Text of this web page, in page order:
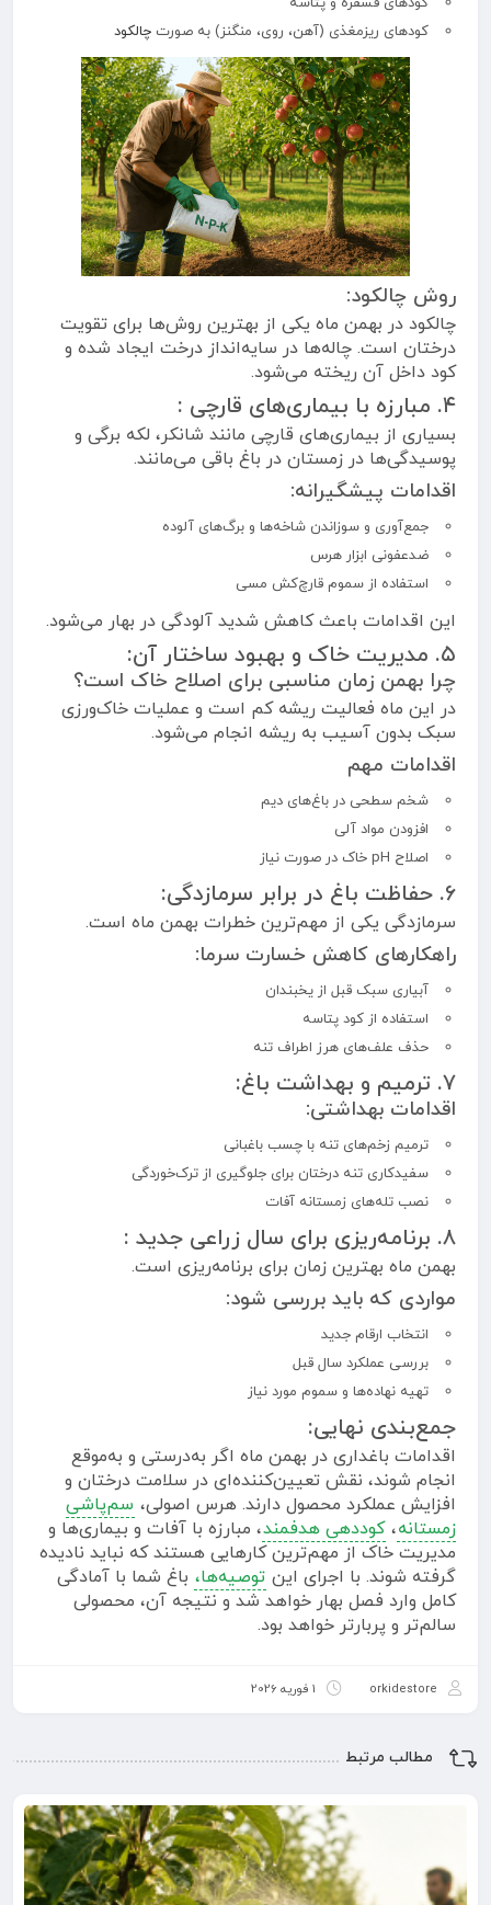
کودهای ریزمغذی (آهن، روی، منگنز) به صورت چالکود
روش چالکود:
چالکود در بهمن ماه یکی از بهترین روش‌ها برای تقویت
درختان است. چاله‌ها در سایه‌انداز درخت ایجاد شده و
کود داخل آن ریخته می‌شود.
۴. مبارزه با بیماری‌های قارچی :
بسیاری از بیماری‌های قارچی مانند شانکر، لکه برگی و
پوسیدگی‌ها در زمستان در باغ باقی می‌مانند.
اقدامات پیشگیرانه:
جمع‌آوری و سوزاندن شاخه‌ها و برگ‌های آلوده
ضدعفونی ابزار هرس
استفاده از سموم قارچ‌کش مسی
این اقدامات باعث کاهش شدید آلودگی در بهار می‌شود.
۵. مدیریت خاک و بهبود ساختار آن:
چرا بهمن زمان مناسبی برای اصلاح خاک است؟
در این ماه فعالیت ریشه کم است و عملیات خاک‌ورزی
سبک بدون آسیب به ریشه انجام می‌شود.
اقدامات مهم
شخم سطحی در باغ‌های دیم
افزودن مواد آلی
اصلاح pH خاک در صورت نیاز
۶. حفاظت باغ در برابر سرمازدگی:
سرمازدگی یکی از مهم‌ترین خطرات بهمن ماه است.
راهکارهای کاهش خسارت سرما:
آبیاری سبک قبل از یخبندان
استفاده از کود پتاسه
حذف علف‌های هرز اطراف تنه
۷. ترمیم و بهداشت باغ:
اقدامات بهداشتی:
ترمیم زخم‌های تنه با چسب باغبانی
سفیدکاری تنه درختان برای جلوگیری از ترک‌خوردگی
نصب تله‌های زمستانه آفات
۸. برنامه‌ریزی برای سال زراعی جدید :
بهمن ماه بهترین زمان برای برنامه‌ریزی است.
مواردی که باید بررسی شود:
انتخاب ارقام جدید
بررسی عملکرد سال قبل
تهیه نهاده‌ها و سموم مورد نیاز
جمع‌بندی نهایی:
اقدامات باغداری در بهمن ماه اگر به‌درستی و به‌موقع
انجام شوند، نقش تعیین‌کننده‌ای در سلامت درختان و
افزایش عملکرد محصول دارند. هرس اصولی، سم‌پاشی
زمستانه، کوددهی هدفمند، مبارزه با آفات و بیماری‌ها و
مدیریت خاک از مهم‌ترین کارهایی هستند که نباید نادیده
گرفته شوند. با اجرای این توصیه‌ها، باغ شما با آمادگی
کامل وارد فصل بهار خواهد شد و نتیجه آن، محصولی
سالم‌تر و پربارتر خواهد بود.
orkidestore 1 فوریه 2026
مطالب مرتبط